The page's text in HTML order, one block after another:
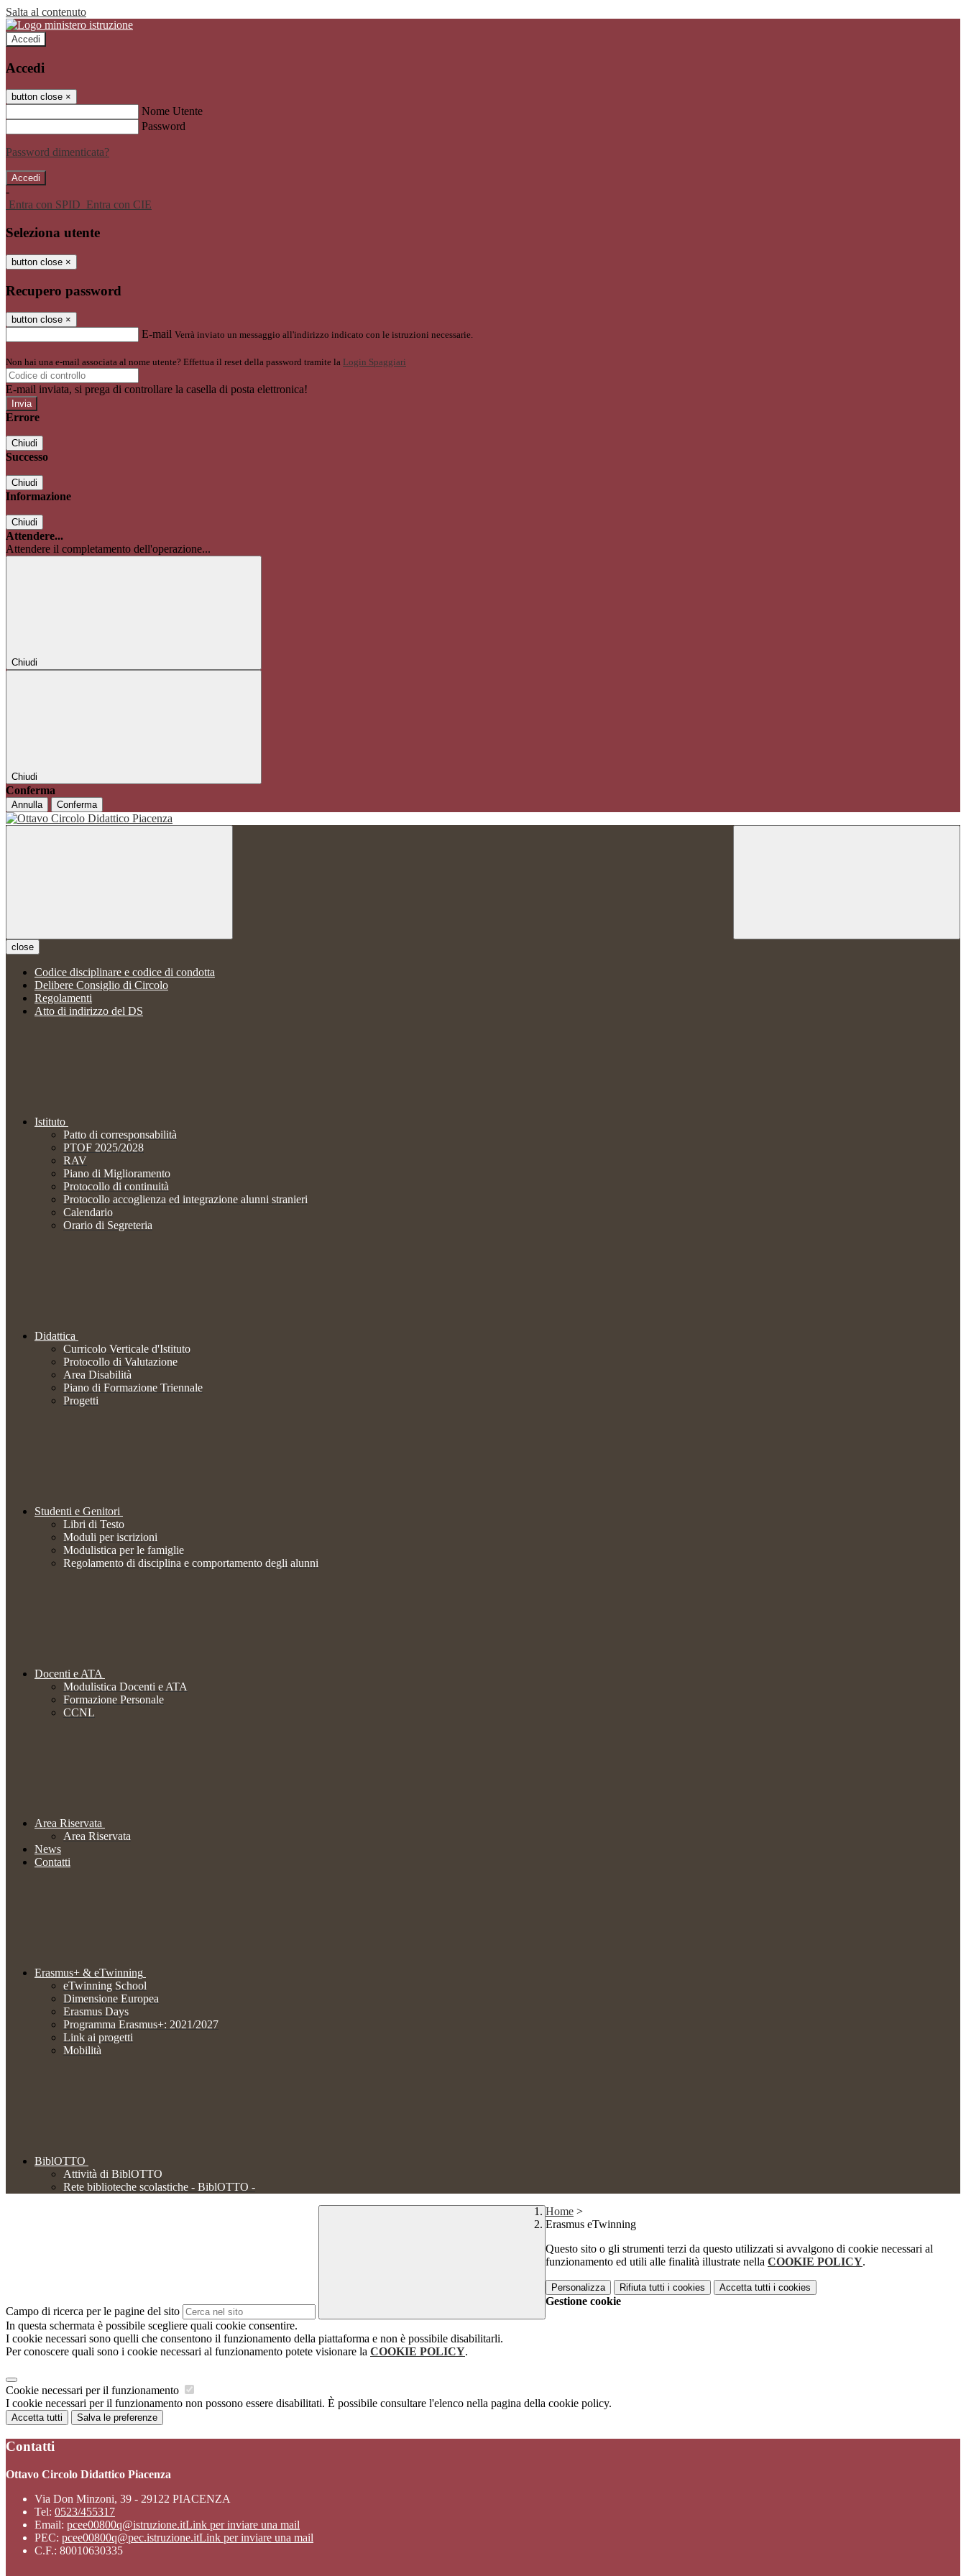
Salta al contenuto
Accedi
Accedi
button close ×
Nome Utente
Password
Password dimenticata?
-
Entra con SPID Entra con CIE
Seleziona utente
button close ×
Recupero password
button close ×
E-mail Verrà inviato un messaggio all'indirizzo indicato con le istruzioni necessarie.
Non hai una e-mail associata al nome utente? Effettua il reset della password tramite la Login Spaggiari
E-mail inviata, si prega di controllare la casella di posta elettronica!
Errore
Chiudi
Successo
Chiudi
Informazione
Chiudi
Attendere...
Attendere il completamento dell'operazione...
Chiudi
Chiudi
Conferma
Annulla Conferma
close
Codice disciplinare e codice di condotta
Delibere Consiglio di Circolo
Regolamenti
Atto di indirizzo del DS
Istituto
Patto di corresponsabilità
PTOF 2025/2028
RAV
Piano di Miglioramento
Protocollo di continuità
Protocollo accoglienza ed integrazione alunni stranieri
Calendario
Orario di Segreteria
Didattica
Curricolo Verticale d'Istituto
Protocollo di Valutazione
Area Disabilità
Piano di Formazione Triennale
Progetti
Studenti e Genitori
Libri di Testo
Moduli per iscrizioni
Modulistica per le famiglie
Regolamento di disciplina e comportamento degli alunni
Docenti e ATA
Modulistica Docenti e ATA
Formazione Personale
CCNL
Area Riservata
Area Riservata
News
Contatti
Erasmus+ & eTwinning
eTwinning School
Dimensione Europea
Erasmus Days
Programma Erasmus+: 2021/2027
Link ai progetti
Mobilità
BiblOTTO
Attività di BiblOTTO
Rete biblioteche scolastiche - BiblOTTO -
Campo di ricerca per le pagine del sito
Home >
Erasmus eTwinning
Questo sito o gli strumenti terzi da questo utilizzati si avvalgono di cookie necessari al
funzionamento ed utili alle finalità illustrate nella COOKIE POLICY.
Personalizza Rifiuta tutti i cookies Accetta tutti i cookies
Gestione cookie
In questa schermata è possibile scegliere quali cookie consentire.
I cookie necessari sono quelli che consentono il funzionamento della piattaforma e non è possibile disabilitarli.
Per conoscere quali sono i cookie necessari al funzionamento potete visionare la COOKIE POLICY.
Cookie necessari per il funzionamento
I cookie necessari per il funzionamento non possono essere disabilitati. È possibile consultare l'elenco nella pagina della cookie policy.
Accetta tutti Salva le preferenze
Contatti
Ottavo Circolo Didattico Piacenza
Via Don Minzoni, 39 - 29122 PIACENZA
Tel: 0523/455317
Email: pcee00800q@istruzione.itLink per inviare una mail
PEC: pcee00800q@pec.istruzione.itLink per inviare una mail
C.F.: 80010630335